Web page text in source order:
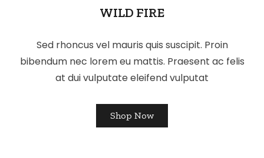
WILD FIRE
Sed rhoncus vel mauris quis suscipit. Proin
bibendum nec lorem eu mattis. Praesent ac felis
at dui vulputate eleifend vulputat
Shop Now